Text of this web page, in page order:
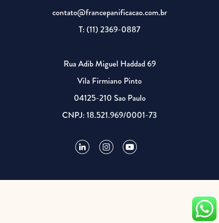
contato@francepanificacao.com.br
T: (11) 2369-0887
Rua Adib Miguel Haddad 69
Vila Firmiano Pinto
04125-210 Sao Paulo
CNPJ: 18.521.969/0001-73